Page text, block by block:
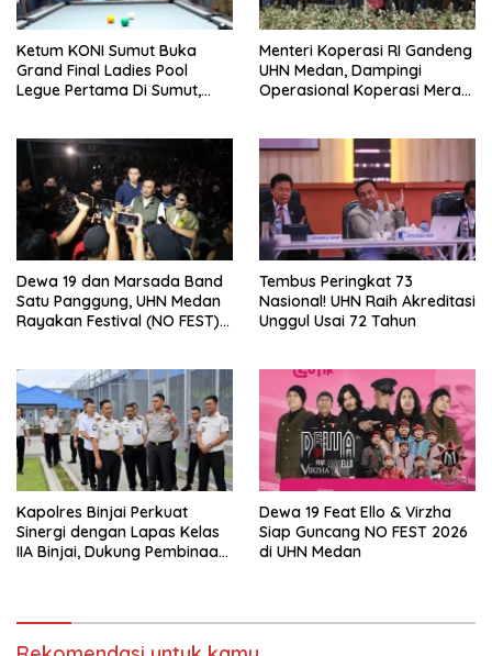
Ketum KONI Sumut Buka
Grand Final Ladies Pool
Legue Pertama Di Sumut,
Menteri Koperasi RI Gandeng
UHN Medan, Dampingi
Operasional Koperasi Merah
Dewa 19 dan Marsada Band
Satu Panggung, UHN Medan
Rayakan Festival (NO FEST)
Tembus Peringkat 73
Nasional! UHN Raih Akreditasi
Unggul Usai 72 Tahun
Kapolres Binjai Perkuat
Sinergi dengan Lapas Kelas
IIA Binjai, Dukung Pembinaan
Dewa 19 Feat Ello & Virzha
Siap Guncang NO FEST 2026
di UHN Medan